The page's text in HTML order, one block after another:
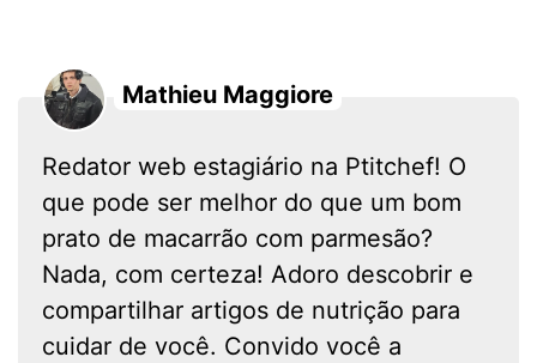
Mathieu Maggiore
Redator web estagiário na Ptitchef! O
que pode ser melhor do que um bom
prato de macarrão com parmesão?
Nada, com certeza! Adoro descobrir e
compartilhar artigos de nutrição para
cuidar de você. Convido você a